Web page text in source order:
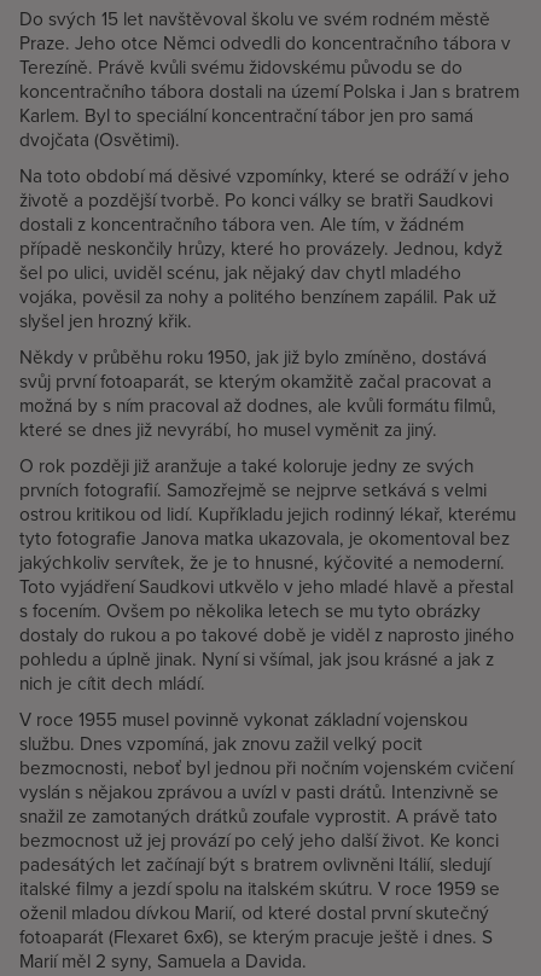
Do svých 15 let navštěvoval školu ve svém rodném městě
Praze. Jeho otce Němci odvedli do koncentračního tábora v
Terezíně. Právě kvůli svému židovskému původu se do
koncentračního tábora dostali na území Polska i Jan s bratrem
Karlem. Byl to speciální koncentrační tábor jen pro samá
dvojčata (Osvětimi).
Na toto období má děsivé vzpomínky, které se odráží v jeho
životě a pozdější tvorbě. Po konci války se bratři Saudkovi
dostali z koncentračního tábora ven. Ale tím, v žádném
případě neskončily hrůzy, které ho provázely. Jednou, když
šel po ulici, uviděl scénu, jak nějaký dav chytl mladého
vojáka, pověsil za nohy a politého benzínem zapálil. Pak už
slyšel jen hrozný křik.
Někdy v průběhu roku 1950, jak již bylo zmíněno, dostává
svůj první fotoaparát, se kterým okamžitě začal pracovat a
možná by s ním pracoval až dodnes, ale kvůli formátu filmů,
které se dnes již nevyrábí, ho musel vyměnit za jiný.
O rok později již aranžuje a také koloruje jedny ze svých
prvních fotografií. Samozřejmě se nejprve setkává s velmi
ostrou kritikou od lidí. Kupříkladu jejich rodinný lékař, kterému
tyto fotografie Janova matka ukazovala, je okomentoval bez
jakýchkoliv servítek, že je to hnusné, kýčovité a nemoderní.
Toto vyjádření Saudkovi utkvělo v jeho mladé hlavě a přestal
s focením. Ovšem po několika letech se mu tyto obrázky
dostaly do rukou a po takové době je viděl z naprosto jiného
pohledu a úplně jinak. Nyní si všímal, jak jsou krásné a jak z
nich je cítit dech mládí.
V roce 1955 musel povinně vykonat základní vojenskou
službu. Dnes vzpomíná, jak znovu zažil velký pocit
bezmocnosti, neboť byl jednou při nočním vojenském cvičení
vyslán s nějakou zprávou a uvízl v pasti drátů. Intenzivně se
snažil ze zamotaných drátků zoufale vyprostit. A právě tato
bezmocnost už jej provází po celý jeho další život. Ke konci
padesátých let začínají být s bratrem ovlivněni Itálií, sledují
italské filmy a jezdí spolu na italském skútru. V roce 1959 se
oženil mladou dívkou Marií, od které dostal první skutečný
fotoaparát (Flexaret 6x6), se kterým pracuje ještě i dnes. S
Marií měl 2 syny, Samuela a Davida.